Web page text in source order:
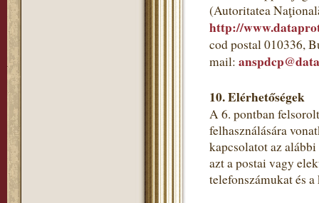
(Autoritatea
http://
cod postal 010336,
mail:
10. Elérhetőségek
A 6. pontban
felhasználására
kapcsolatot az
azt a postai vagy
telefonszámukat és